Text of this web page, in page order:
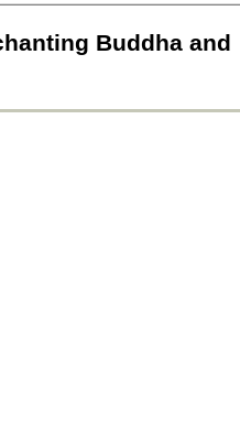
Buddha and